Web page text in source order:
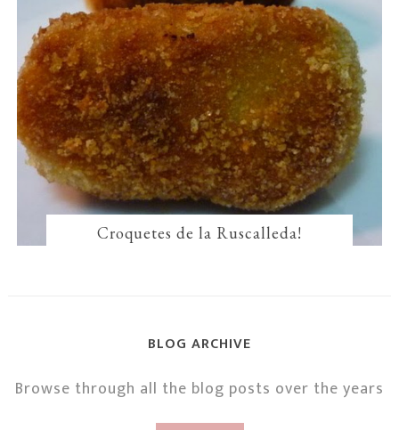
Croquetes de la Ruscalleda!
BLOG ARCHIVE
Browse through all the blog posts over the years